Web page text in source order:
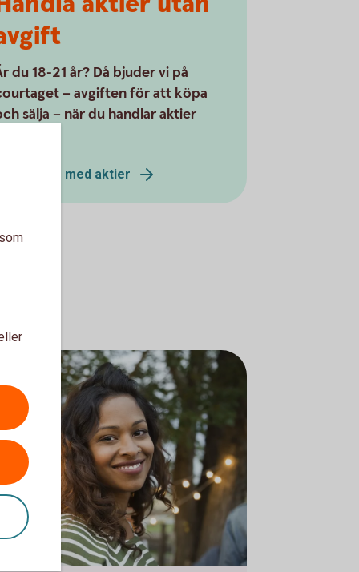
du 18-21 år? Då bjuder vi på
– avgiften för att köpa
sälja – när du handlar aktier
i gång med aktier